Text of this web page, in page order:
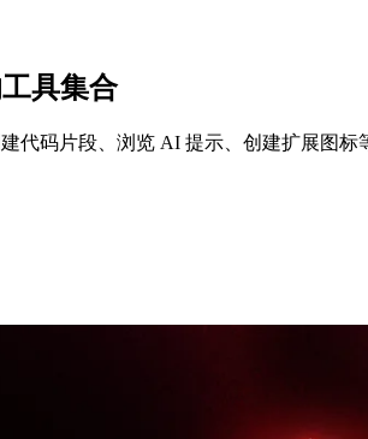
具集合
代码片段、浏览 AI 提示、创建扩展图标